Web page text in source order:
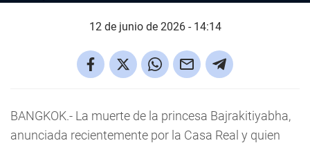
12 de junio de 2026 - 14:14
BANGKOK.- La muerte de la princesa Bajrakitiyabha,
anunciada recientemente por la Casa Real y quien